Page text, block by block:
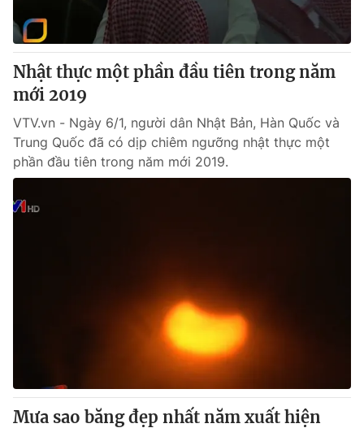
Nhật thực một phần đầu tiên trong năm
mới 2019
VTV.vn - Ngày 6/1, người dân Nhật Bản, Hàn Quốc và
Trung Quốc đã có dịp chiêm ngưỡng nhật thực một
phần đầu tiên trong năm mới 2019.
Mưa sao băng đẹp nhất năm xuất hiện